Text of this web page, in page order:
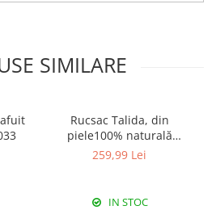
SIMILARE
Rucsac Talida, din
piele100% naturală
magenta, 8111
259,99 Lei
IN STOC